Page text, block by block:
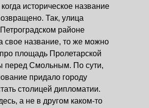
историческое название
Так, улица
районе
свое название, то же можно
про площадь Пролетарской
перед Смольным. По сути,
придало городу
столицей дипломатии.
а не в другом каком-то